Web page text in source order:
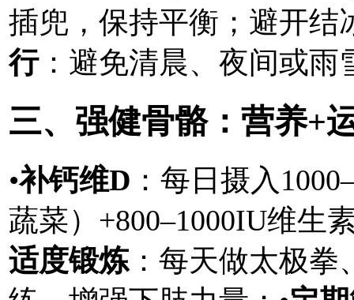
插兜，保持平衡；避开结
行：避免清晨、夜间或雨
三、强健骨骼：营养+
•补钙维D ：每日摄入
蔬菜）+800–1000IU维生
适度锻炼：每天做太极拳